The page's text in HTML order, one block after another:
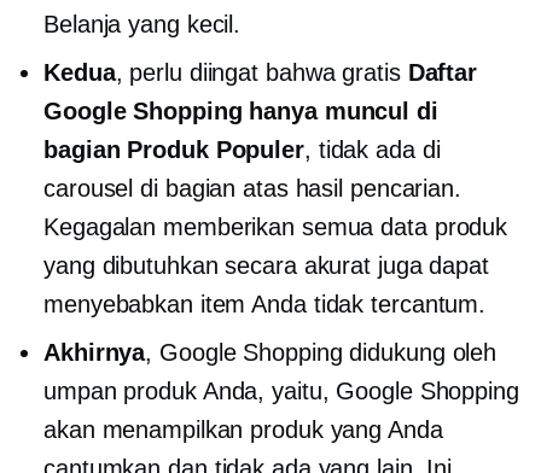
Belanja yang kecil.
Kedua, perlu diingat bahwa gratis Daftar
Google Shopping hanya muncul di
bagian Produk Populer, tidak ada di
carousel di bagian atas hasil pencarian.
Kegagalan memberikan semua data produk
yang dibutuhkan secara akurat juga dapat
menyebabkan item Anda tidak tercantum.
Akhirnya, Google Shopping didukung oleh
umpan produk Anda, yaitu, Google Shopping
akan menampilkan produk yang Anda